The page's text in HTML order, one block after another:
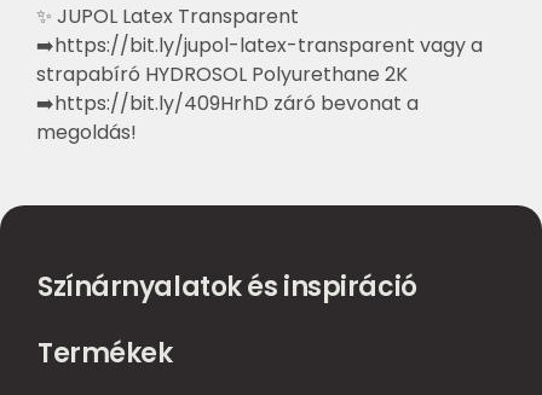
✨ JUPOL Latex Transparent
➡️https://bit.ly/jupol-latex-transparent vagy a
strapabíró HYDROSOL Polyurethane 2K
➡️https://bit.ly/409HrhD záró bevonat a
megoldás!
Színárnyalatok és inspiráció
Termékek